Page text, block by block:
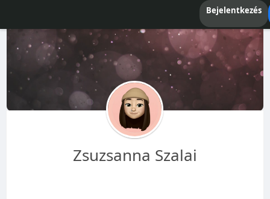
Bejelentkezés
Zsuzsanna Szalai